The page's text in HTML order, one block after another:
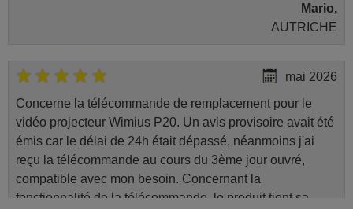
Mario,
AUTRICHE
mai 2026
Concerne la télécommande de remplacement pour le
vidéo projecteur Wimius P20. Un avis provisoire avait été
émis car le délai de 24h était dépassé, néanmoins j'ai
reçu la télécommande au cours du 3ème jour ouvré,
compatible avec mon besoin. Concernant la
fonctionnalité de la télécommande, le produit tient sa